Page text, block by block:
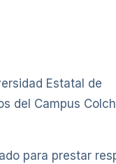
Estatal de
del Campus
para prestar